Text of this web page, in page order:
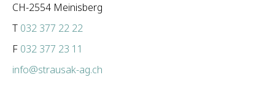
CH-2554 Meinisberg
T 032 377 22 22
F 032 377 23 11
info@strausak-ag.ch